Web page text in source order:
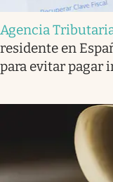
Agencia
residente en
para evitar pagar